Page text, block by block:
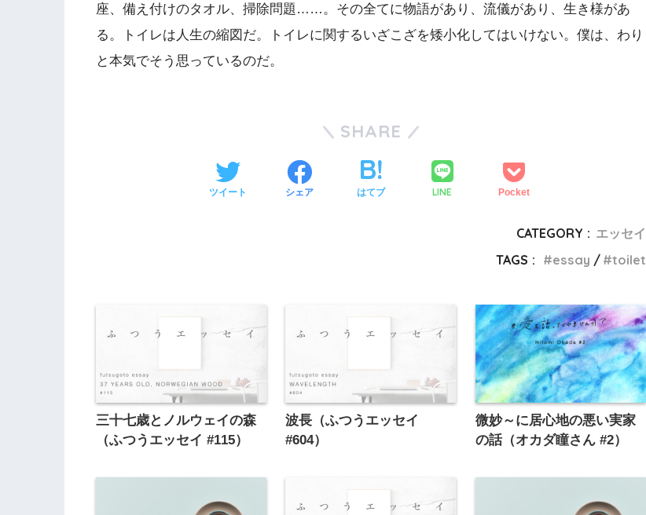
座、備え付けのタオル、掃除問題……。その全てに物語があり、流儀があり、生き様があ
る。トイレは人生の縮図だ。トイレに関するいざこざを矮小化してはいけない。僕は、わり
と本気でそう思っているのだ。
SHARE
ツイート シェア はてブ LINE Pocket
CATEGORY : エッセイ
TAGS :
essay toilet
三十七歳とノルウェイの森
（ふつうエッセイ #115）
波長（ふつうエッセイ
#604）
微妙～に居心地の悪い実家
の話（オカダ瞳さん #2）